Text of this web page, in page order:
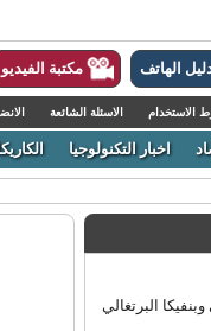
الهاتف مكتبة الفيديو
الاسئلة الشائعة
اخبار التكنولوجيا
البرتغالي